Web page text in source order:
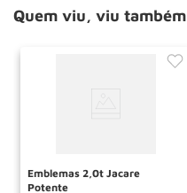
Quem viu, viu também
Emblemas 2,0t Jacare
Potente